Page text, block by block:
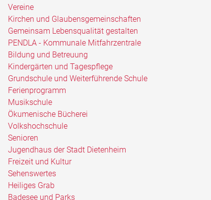
Vereine
Kirchen und Glaubensgemeinschaften
Gemeinsam Lebensqualität gestalten
PENDLA - Kommunale Mitfahrzentrale
Bildung und Betreuung
Kindergärten und Tagespflege
Grundschule und Weiterführende Schule
Ferienprogramm
Musikschule
Ökumenische Bücherei
Volkshochschule
Senioren
Jugendhaus der Stadt Dietenheim
Freizeit und Kultur
Sehenswertes
Heiliges Grab
Badesee und Parks